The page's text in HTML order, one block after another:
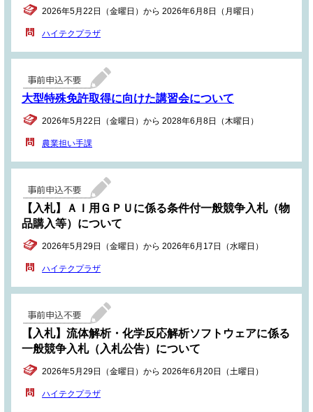
2026年5月22日（金曜日）から 2026年6月8日（月曜日）
ハイテクプラザ
大型特殊免許取得に向けた講習会について
2026年5月22日（金曜日）から 2028年6月8日（木曜日）
農業担い手課
【入札】ＡＩ用ＧＰＵに係る条件付一般競争入札（物
品購入等）について
2026年5月29日（金曜日）から 2026年6月17日（水曜日）
ハイテクプラザ
【入札】流体解析・化学反応解析ソフトウェアに係る
一般競争入札（入札公告）について
2026年5月29日（金曜日）から 2026年6月20日（土曜日）
ハイテクプラザ